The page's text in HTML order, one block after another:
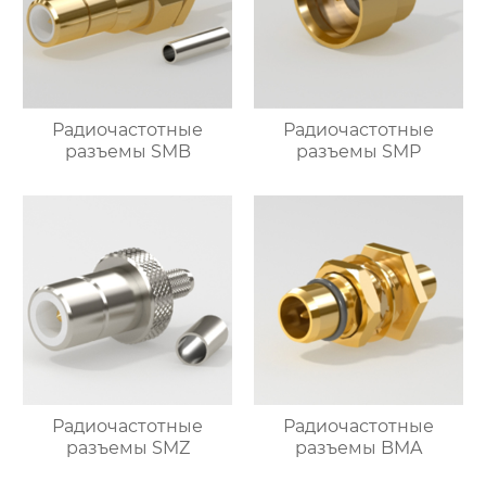
Радиочастотные
разъемы SMB
Радиочастотные
разъемы SMP
Радиочастотные
разъемы SMZ
Радиочастотные
разъемы BMA